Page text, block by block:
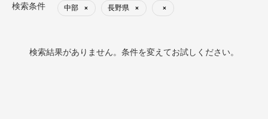
検索条件 中部 × 長野県 × ×
検索結果がありません。条件を変えてお試しください。